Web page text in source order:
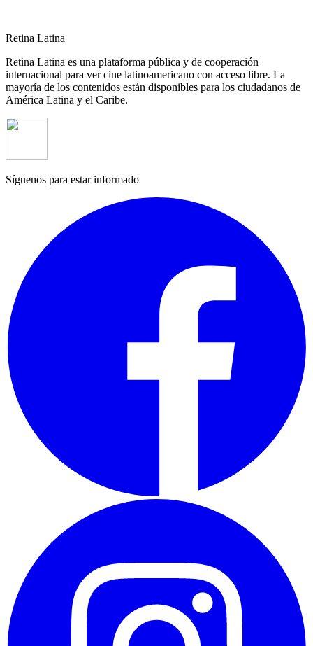
Retina Latina
Retina Latina es una plataforma pública y de cooperación
internacional para ver cine latinoamericano con acceso libre. La
mayoría de los contenidos están disponibles para los ciudadanos de
América Latina y el Caribe.
Síguenos para estar informado